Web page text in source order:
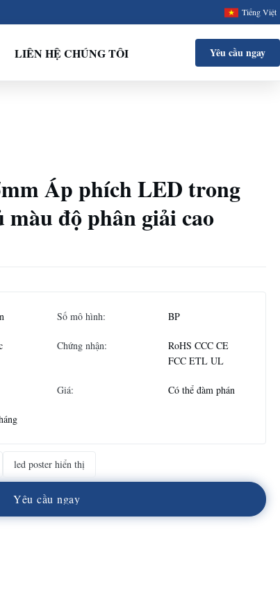
Tiếng Việt
LIÊN HỆ CHÚNG TÔI Yêu cầu ngay
Áp phích LED trong
độ phân giải cao
Số mô hình: BP
Chứng nhận:
RoHS CCC CE
FCC ETL UL
Giá: Có thể đàm phán
led poster hiển thị
Yêu cầu ngay